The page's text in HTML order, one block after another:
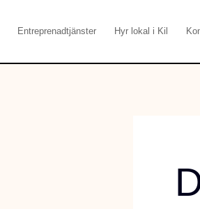
Entreprenadtjänster Hyr lokal i Kil